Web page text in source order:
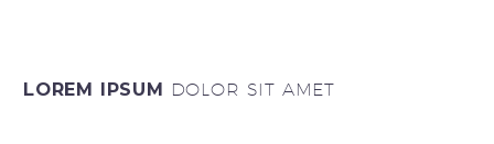
LOREM IPSUM DOLOR SIT AMET